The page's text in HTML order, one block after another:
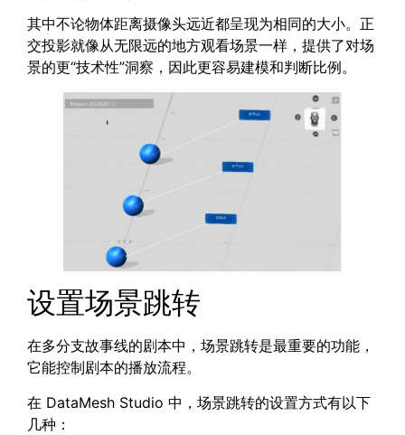
其中不论物体距离摄像头远近都呈现为相同的大小。正
交投影就像从无限远的地方观看场景一样，提供了对场
景的更“技术性”洞察，因此更容易建模和判断比例。
设置场景跳转
在多分支故事线的剧本中，场景跳转是最重要的功能，
它能控制剧本的播放流程。
在 DataMesh Studio 中，场景跳转的设置方式有以下
几种：